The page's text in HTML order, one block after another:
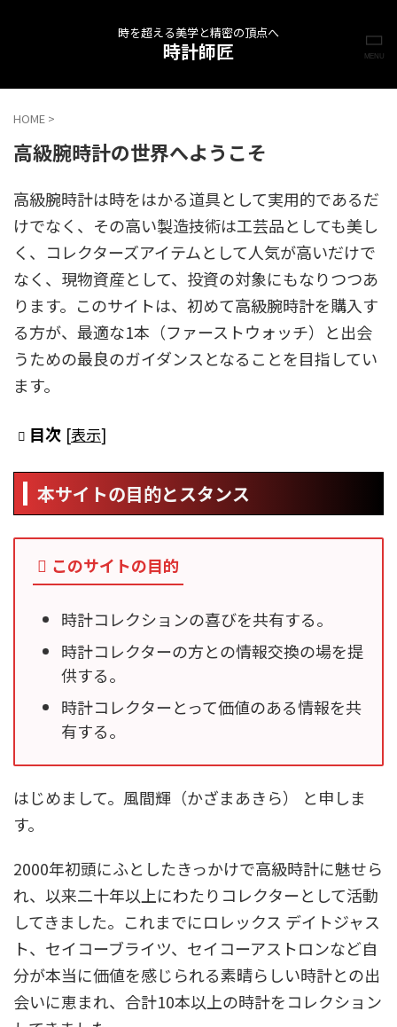
時を超える美学と精密の頂点へ
時計師匠
HOME >
高級腕時計の世界へようこそ
高級腕時計は時をはかる道具として実用的であるだ
けでなく、その高い製造技術は工芸品としても美し
く、コレクターズアイテムとして人気が高いだけで
なく、現物資産として、投資の対象にもなりつつあ
ります。このサイトは、初めて高級腕時計を購入す
る方が、最適な1本（ファーストウォッチ）と出会
うための最良のガイダンスとなることを目指してい
ます。
目次 [表示]
本サイトの目的とスタンス
このサイトの目的
時計コレクションの喜びを共有する。
時計コレクターの方との情報交換の場を提
供する。
時計コレクターとって価値のある情報を共
有する。
はじめまして。風間輝（かざまあきら） と申しま
す。
2000年初頭にふとしたきっかけで高級時計に魅せら
れ、以来二十年以上にわたりコレクターとして活動
してきました。これまでにロレックス デイトジャス
ト、セイコーブライツ、セイコーアストロンなど自
分が本当に価値を感じられる素晴らしい時計との出
会いに恵まれ、合計10本以上の時計をコレクション